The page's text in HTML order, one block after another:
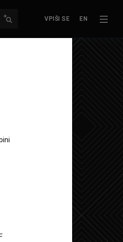
VPIŠI SE EN